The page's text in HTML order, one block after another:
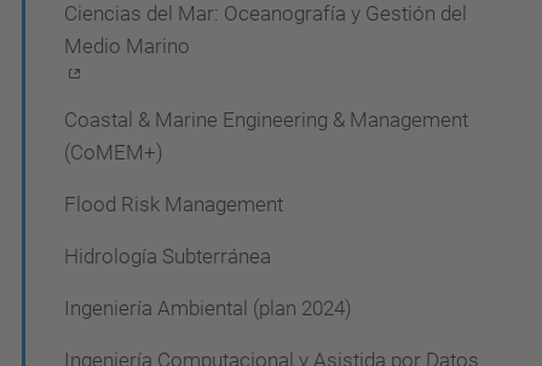
Ciencias del Mar: Oceanografía y Gestión del
Medio Marino
Coastal & Marine Engineering & Management
(CoMEM+)
Flood Risk Management
Hidrología Subterránea
Ingeniería Ambiental (plan 2024)
Ingeniería Computacional y Asistida por Datos